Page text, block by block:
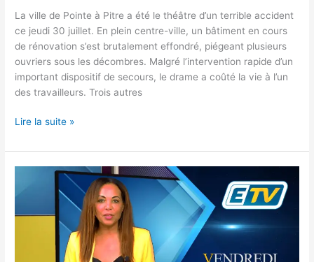
La ville de Pointe à Pitre a été le théâtre d’un terrible accident
ce jeudi 30 juillet. En plein centre-ville, un bâtiment en cours
de rénovation s’est brutalement effondré, piégeant plusieurs
ouvriers sous les décombres. Malgré l’intervention rapide d’un
important dispositif de secours, le drame a coûté la vie à l’un
des travailleurs. Trois autres
Lire la suite »
Entreprendre